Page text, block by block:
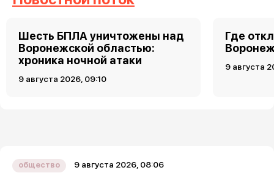
Шесть БПЛА уничтожены над
Воронежской областью:
хроника ночной атаки
9 августа 2026, 09:10
Где
9 августа
общество 9 августа 2026, 08:06